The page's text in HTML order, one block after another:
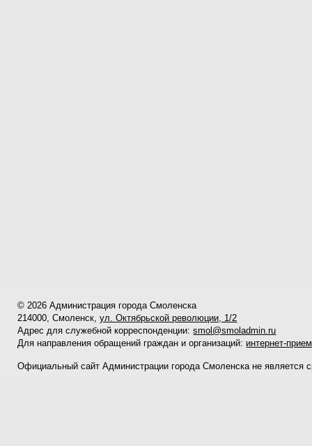
© 2026 Администрация города Смоленска
214000, Смоленск,ул. Октябрьской революции, 1/2
Адрес для служебной корреспонденции:smol@smoladmin.ru
Для направления обращений граждан и организаций: интернет-
Официальный сайт Администрации города Смоленска не является